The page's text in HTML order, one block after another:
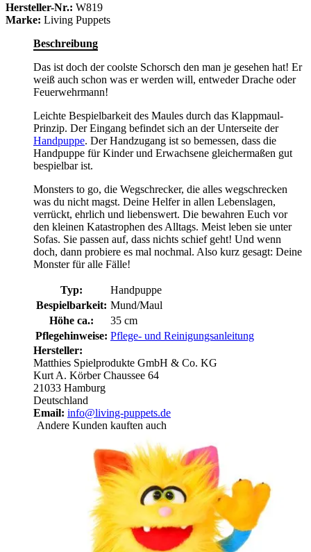
Hersteller-Nr.: W819
Marke: Living Puppets
Beschreibung
Das ist doch der coolste Schorsch den man je gesehen hat! Er
weiß auch schon was er werden will, entweder Drache oder
Feuerwehrmann!
Leichte Bespielbarkeit des Maules durch das Klappmaul-
Prinzip. Der Eingang befindet sich an der Unterseite der
Handpuppe. Der Handzugang ist so bemessen, dass die
Handpuppe für Kinder und Erwachsene gleichermaßen gut
bespielbar ist.
Monsters to go, die Wegschrecker, die alles wegschrecken
was du nicht magst. Deine Helfer in allen Lebenslagen,
verrückt, ehrlich und liebenswert. Die bewahren Euch vor
den kleinen Katastrophen des Alltags. Meist leben sie unter
Sofas. Sie passen auf, dass nichts schief geht! Und wenn
doch, dann probiere es mal nochmal. Also kurz gesagt: Deine
Monster für alle Fälle!
Typ:
Handpuppe
Bespielbarkeit: Mund/Maul
Höhe ca.:
35 cm
Pflegehinweise: Pflege- und Reinigungsanleitung
Hersteller:
Matthies Spielprodukte GmbH & Co. KG
Kurt A. Körber Chaussee 64
21033 Hamburg
Deutschland
Email: info@living-puppets.de
Andere Kunden kauften auch